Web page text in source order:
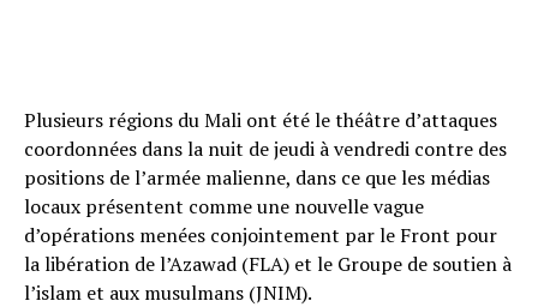
Plusieurs régions du Mali ont été le théâtre d’attaques
coordonnées dans la nuit de jeudi à vendredi contre des
positions de l’armée malienne, dans ce que les médias
locaux présentent comme une nouvelle vague
d’opérations menées conjointement par le Front pour
la libération de l’Azawad (FLA) et le Groupe de soutien à
l’islam et aux musulmans (JNIM).